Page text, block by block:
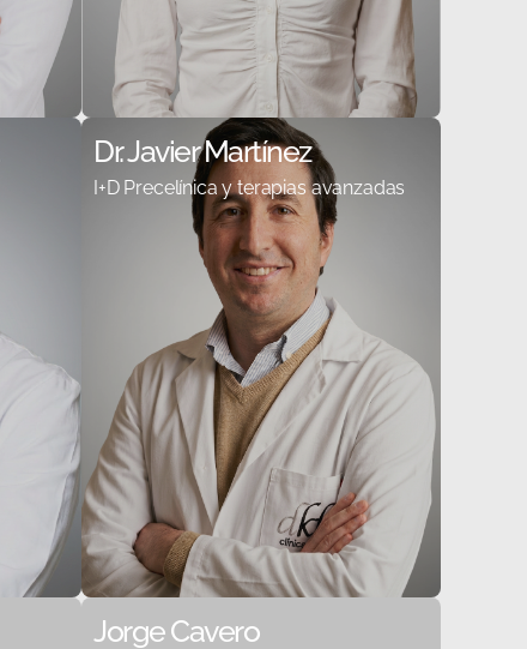
Dr. Javier Martínez
I+D Precelínica y terapias avanzadas
Jorge Cavero